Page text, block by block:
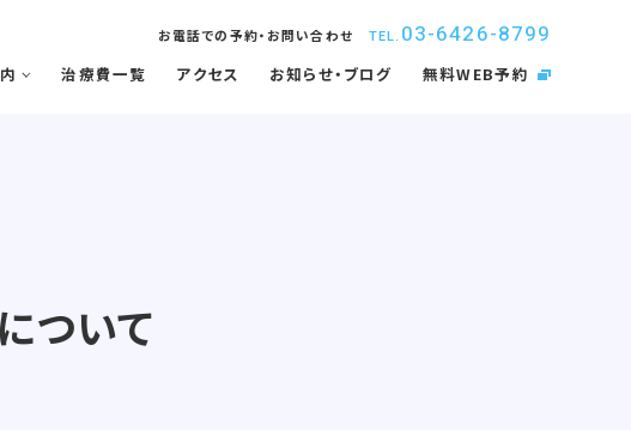
お電話での予約・お問い合わせ TEL. 03-6426-8799
院内感染防止対策
根菅治療
間と流れ
治療費一覧 アクセス お知らせ・ブログ 無料WEB予約
ついて